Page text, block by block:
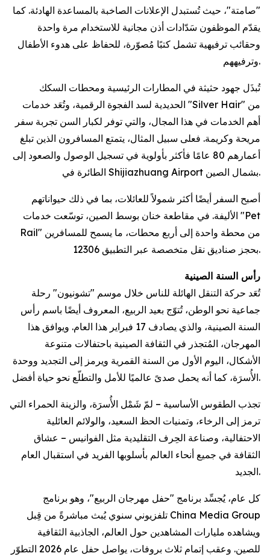
"صامتة"، حيث تُستبدل الإعلانات الصاخبة بالمساعدة الهادئة. كما
يقدّم الموظفون سَدّادات أذن مجانية للاستخدام مرة واحدة
وحقائب ترفيهية تشمل كتبًا مُصوّرة، للحفاظ على هدوء الأطفال
وترفيههم.
تُبذَل جهود حثيثة في المطارات الرئيسية ومحطات السكك
الحديدية لسد الفجوة الرقمية، وتُعَد خدمات "Silver Hair" من
أهم الخدمات في هذا المجال، والتي توفر لكبار السن تجربة سفر
مريحة وكريمة. فعلى سبيل المثال، يتمتع المسافرون الذين تبلغ
أعمارهم 80 عامًا فأكثر بأولوية في تسجيل الوصول والصعود إلى
الطائرة في Shijiazhuang Airport بشمال الصين.
أصبح السفر أيضًا أكثر شمولاً للعائلات، بما في ذلك حيواناتهم
الأليفة. في مقاطعة خنان بوسط الصين، توسّعت خدمات "Pet
Rail" من محطة واحدة إلى أربع محطات، ما يسمح للمسافرين
بحجز صناديق نقل متخصصة عبر التطبيق 12306.
رأس السنة الصينية
تُعَد حركة التنقل الهائلة للناس خلال موسم "تشونيون" رحلة
جماعية نحو الوطن، تُتوّج بعيد الربيع، المعروف أيضًا باسم رأس
السنة الصينية، والذي يصادف 17 فبراير هذا العام. ويوافق هذا
المهرجان، المُتجذر في الثقافة الصينية باحتفالات متنوعة
الأشكال، اليوم الأول من السنة القمرية ويرمز إلى التجديد ووحدة
الأُسرَة، كما أنه يحمل صدىً عالميًا للأمل والتطلّع نحو حياة أفضل.
تجذب الطقوس الأساسية – لمّ شَمْل الأُسرَة، والزينة الحمراء التي
ترمز إلى الرخاء، وتمنيات الحظ السعيد، والولائم العائلية
الاحتفالية، وصناعة الحِرف التقليدية مثل الفوانيس – عشاق
الثقافة في جميع أنحاء العالم بأسلوبها الفريد في استقبال العام
الجديد.
كل عام، يُجسِّد برنامج "حفل مهرجان الربيع"، وهو برنامج
تلفزيوني سنوي يُبث مباشرةً من قِبل China Media Group
ويشاهده مليارات المشاهدين حول العالم، الجاذبية الثقافية
للصين. وعقب إتمام ثلاث بروفات، يواصل حفل عام 2026 التطوّر